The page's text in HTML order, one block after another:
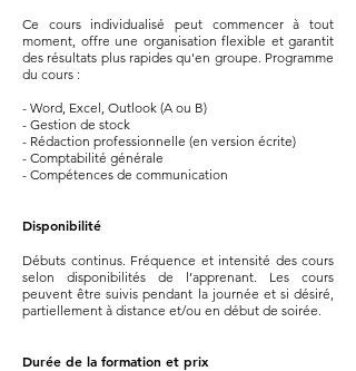
Ce cours individualisé peut commencer à tout
moment, offre une organisation flexible et garantit
des résultats plus rapides qu'en groupe. Programme
du cours :
- Word, Excel, Outlook (A ou B)
- Gestion de stock
- Rédaction professionnelle (en version écrite)
- Comptabilité générale
- Compétences de communication
Disponibilité
Débuts continus. Fréquence et intensité des cours
selon disponibilités de l’apprenant. Les cours
peuvent être suivis pendant la journée et si désiré,
partiellement à distance et/ou en début de soirée.
Durée de la formation et prix